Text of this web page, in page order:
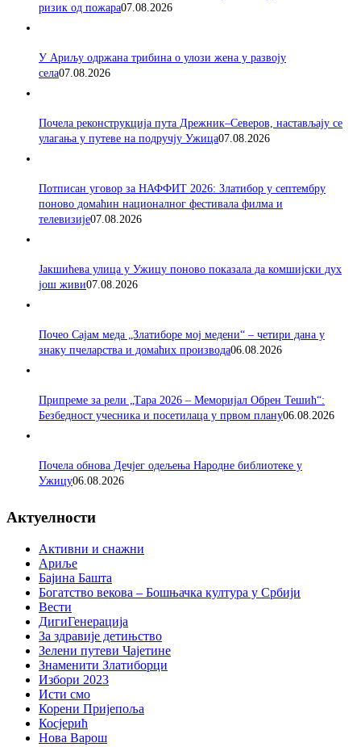
ризик од пожара07.08.2026
У Ариљу одржана трибина о улози жена у развоју
села07.08.2026
Почела реконструкција пута Дрежник–Северов, настављају се
улагања у путеве на подручју Ужица07.08.2026
Потписан уговор за НАФФИТ 2026: Златибор у септембру
поново домаћин националног фестивала филма и
телевизије07.08.2026
Јакшићева улица у Ужицу поново показала да комшијски дух
још живи07.08.2026
Почео Сајам меда „Златиборе мој медени“ – четири дана у
знаку пчеларства и домаћих производа06.08.2026
Припреме за рели „Тара 2026 – Меморијал Обрен Тешић“:
Безбедност учесника и посетилаца у првом плану06.08.2026
Почела обнова Дечјег одељења Народне библиотеке у
Ужицу06.08.2026
Актуелности
Активни и снажни
Ариље
Бајина Башта
Богатство векова – Бошњачка култура у Србији
Вести
ДигиГенерација
За здравије детињство
Зелени путеви Чајетине
Знаменити Златиборци
Избори 2023
Исти смо
Корени Пријепоља
Косјерић
Нова Варош